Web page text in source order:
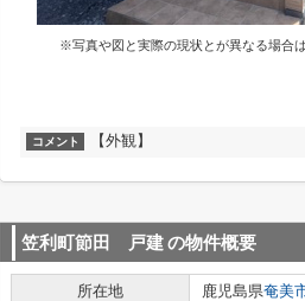
※写真や図と実際の現状とが異なる場合
コメント 【外観】
笠利町節田 戸建の物件概要
所在地 鹿児島県奄美